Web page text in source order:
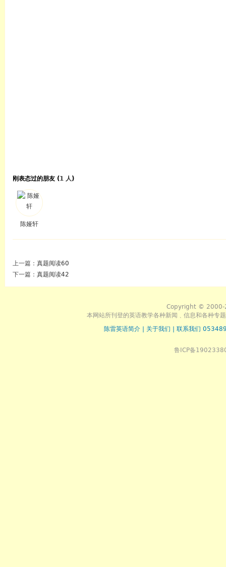
刚表态过的朋友 (1 人)
陈娅轩
上一篇： 真题阅读60
下一篇： 真题阅读42
Copyright © 2000-
本网站所刊登的英语教学各种新闻﹑信息和各种专
陈雷英语简介
关于我们 联系我们
鲁ICP备